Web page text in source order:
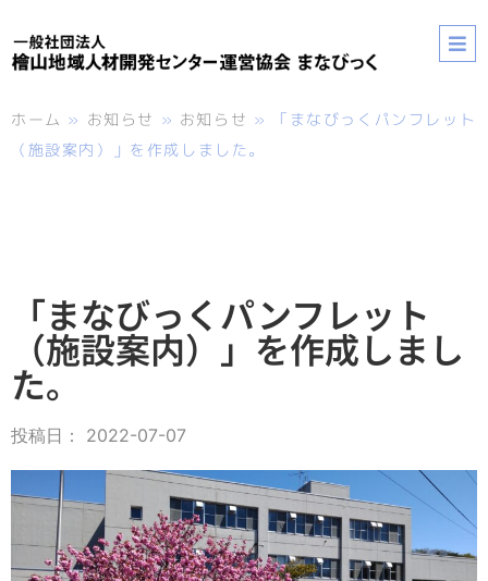
ホーム » お知らせ » お知らせ »
「まなびっくパンフレット
（施設案内）」を作成しました。
「まなびっくパンフレット
（施設案内）」を作成しまし
た。
投稿日： 2022-07-07